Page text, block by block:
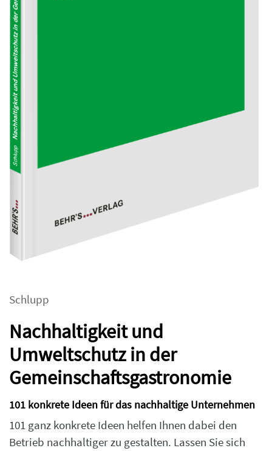
Schlupp
Nachhaltigkeit und
Umweltschutz in der
Gemeinschaftsgastronomie
101 konkrete Ideen für das nachhaltige Unternehmen
101 ganz konkrete Ideen helfen Ihnen dabei den
Betrieb nachhaltiger zu gestalten. Lassen Sie sich